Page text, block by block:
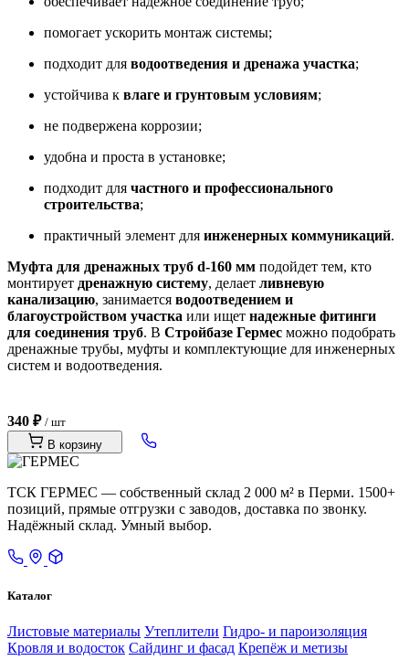
помогает ускорить монтаж системы;
подходит для водоотведения и дренажа участка;
устойчива к влаге и грунтовым условиям;
не подвержена коррозии;
удобна и проста в установке;
подходит для частного и профессионального
строительства;
практичный элемент для инженерных коммуникаций.
Муфта для дренажных труб d-160 мм подойдет тем, кто
монтирует дренажную систему, делает ливневую
канализацию, занимается водоотведением и
благоустройством участка или ищет надежные фитинги
для соединения труб. В Стройбазе Гермес можно подобрать
дренажные трубы, муфты и комплектующие для инженерных
систем и водоотведения.
340 ₽ / шт
В корзину
ТСК ГЕРМЕС — собственный склад 2 000 м² в Перми. 1500+
позиций, прямые отгрузки с заводов, доставка по звонку.
Надёжный склад. Умный выбор.
Каталог
Листовые материалы Утеплители Гидро- и пароизоляция
Кровля и водосток Сайдинг и фасад Крепёж и метизы